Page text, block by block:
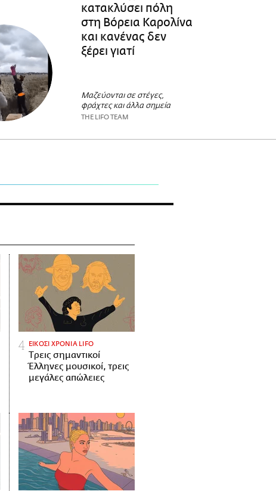
κατακλύσει πόλη
στη Βόρεια Καρολίνα
και κανένας δεν
ξέρει γιατί
Μαζεύονται σε στέγες,
φράχτες και άλλα σημεία
THE LIFO TEAM
ΕΙΚΟΣΙ ΧΡΟΝΙΑ LIFO
Tρεις σημαντικοί
Έλληνες μουσικοί, τρεις
μεγάλες απώλειες